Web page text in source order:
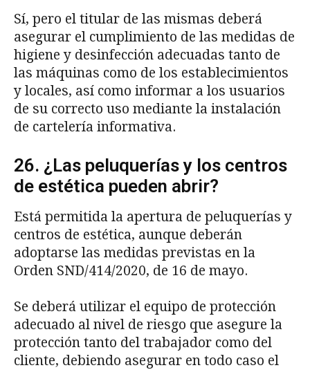
Sí, pero el titular de las mismas deberá
asegurar el cumplimiento de las medidas de
higiene y desinfección adecuadas tanto de
las máquinas como de los establecimientos
y locales, así como informar a los usuarios
de su correcto uso mediante la instalación
de cartelería informativa.
26. ¿Las peluquerías y los centros
de estética pueden abrir?
Está permitida la apertura de peluquerías y
centros de estética, aunque deberán
adoptarse las medidas previstas en la
Orden SND/414/2020, de 16 de mayo.
Se deberá utilizar el equipo de protección
adecuado al nivel de riesgo que asegure la
protección tanto del trabajador como del
cliente, debiendo asegurar en todo caso el